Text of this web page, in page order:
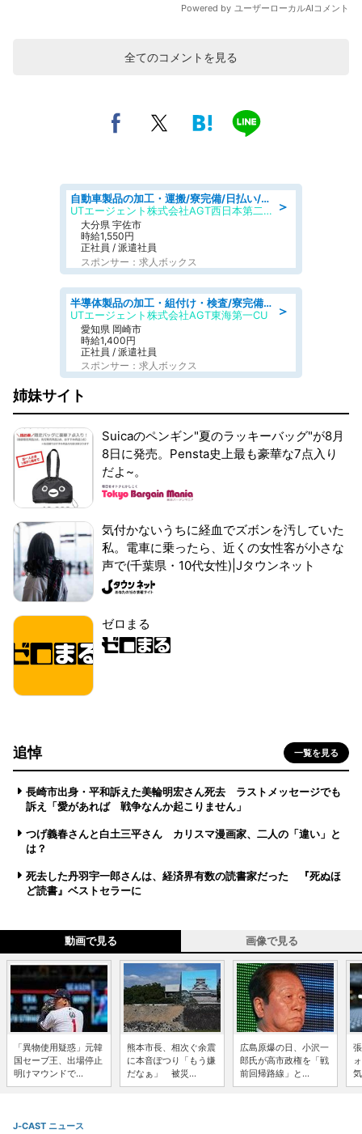
全てのコメントを見る
＞
自動車製品の加工・運搬/寮完備/日払い/工場・製造
UTエージェント株式会社AGT西日本第二CU
大分県 宇佐市
時給1,550円
正社員 / 派遣社員
スポンサー：求人ボックス
＞
半導体製品の加工・組付け・検査/寮完備/日勤/日払い/工場・製造
UTエージェント株式会社AGT東海第一CU
愛知県 岡崎市
時給1,400円
正社員 / 派遣社員
スポンサー：求人ボックス
姉妹サイト
Suicaのペンギン"夏のラッキーバッグ"が8月
8日に発売。Pensta史上最も豪華な7点入り
だよ~。
気付かないうちに経血でズボンを汚していた
私。電車に乗ったら、近くの女性客が小さな
声で(千葉県・10代女性)|Jタウンネット
ゼロまる
追悼 一覧を見る
長崎市出身・平和訴えた美輪明宏さん死去 ラストメッセージでも
訴え「愛があれば 戦争なんか起こりません」
つげ義春さんと白土三平さん カリスマ漫画家、二人の「違い」と
は？
死去した丹羽宇一郎さんは、経済界有数の読書家だった 『死ぬほ
ど読書』ベストセラーに
動画で見る 画像で見る
「異物使用疑惑」元韓
国セーブ王、出場停止
明けマウンドで...
熊本市長、相次ぐ余震
に本音ぽつり「もう嫌
だなぁ」 被災...
広島原爆の日、小沢一
郎氏が高市政権を「戦
前回帰路線」と...
J-CAST ニュース